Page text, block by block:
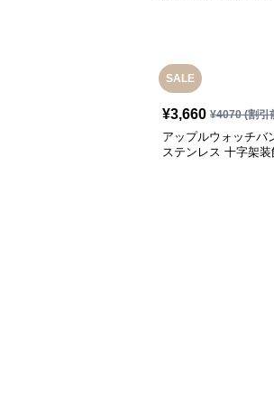
SALE
¥3,660 ¥4070(割引
アップルウォッチバ
ステンレス 十字架装